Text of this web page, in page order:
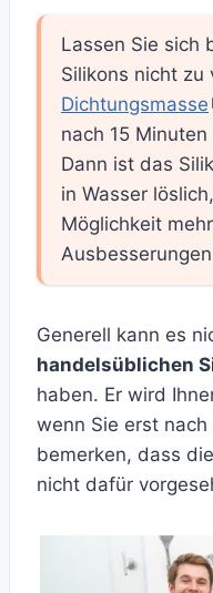
Lassen Sie sich
Silikons nicht zu
Dichtungsmasse
nach 15
Dann ist das
in Wasser
Möglichkeit
Generell kann es
handelsüblichen
haben. Er wird
wenn Sie erst
bemerken, dass
nicht dafür